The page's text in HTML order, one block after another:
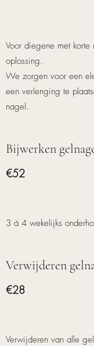
Voor diegene met
oplossing.
We zorgen voor een
een verlenging te
nagel.
Bijwerken
€52
3 à 4 wekelijks
Verwijderen
€28
Verwijderen van alle